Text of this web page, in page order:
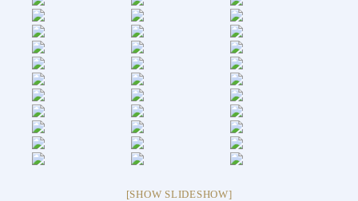
[SHOW SLIDESHOW]